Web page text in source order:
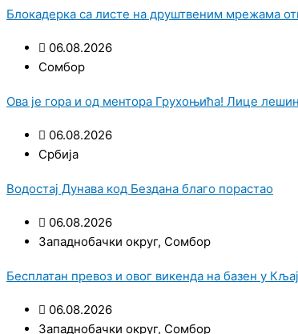
Блокадерка са листе на друштвеним мрежама
06.08.2026
Сомбор
Ова је гора и од ментора Грухоњића! Лице
06.08.2026
Србија
Водостај Дунава код Бездана благо порастао
06.08.2026
Западнобачки округ, Сомбор
Бесплатан превоз и овог викенда на базен у
06.08.2026
Западнобачки округ, Сомбор